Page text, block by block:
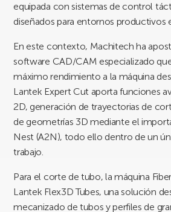
equipada con sistemas de control
diseñados para entornos productivos
En este contexto, Machitech ha
software CAD/CAM especializado
máximo rendimiento a la máquina
Lantek Expert Cut aporta funciones
2D, generación de trayectorias de
de geometrías 3D mediante el
Nest (A2N), todo ello dentro de un
trabajo.
Para el corte de tubo, la máquina
Lantek Flex3D Tubes, una solución
mecanizado de tubos y perfiles de